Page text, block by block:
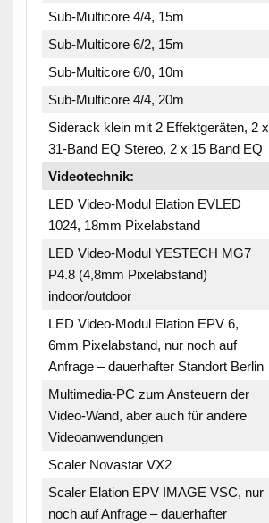
Sub-Multicore 4/4, 15m
Sub-Multicore 6/2, 15m
Sub-Multicore 6/0, 10m
Sub-Multicore 4/4, 20m
Siderack klein mit 2 Effektgeräten, 2 x
31-Band EQ Stereo, 2 x 15 Band EQ
Videotechnik:
LED Video-Modul Elation EVLED
1024, 18mm Pixelabstand
LED Video-Modul YESTECH MG7
P4.8 (4,8mm Pixelabstand)
indoor/outdoor
LED Video-Modul Elation EPV 6,
6mm Pixelabstand, nur noch auf
Anfrage – dauerhafter Standort Berlin
Multimedia-PC zum Ansteuern der
Video-Wand, aber auch für andere
Videoanwendungen
Scaler Novastar VX2
Scaler Elation EPV IMAGE VSC, nur
noch auf Anfrage – dauerhafter